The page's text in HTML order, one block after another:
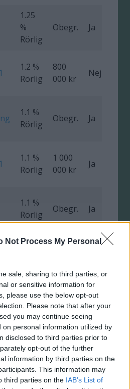
Not Process My Personal
sale, sharing to third parties, or
or sensitive information for
please use the below opt-out
Please note that after your
you may continue seeing
on personal information utilized by
disclosed to third parties prior to
opt-out of the further
information by third parties on the
This information may
third parties on the IAB’s List of
1.25
%
Rörlig
Obegr. Ja
1.2 %
Rörlig
800
000 kr
Nej
1.1 %
Rörlig
Obegr. Ja
1.1 %
Rörlig
1 000
000 kr
Ja
1.1 %
Rörlig
Obegr. Ja
1.1 %
950
1.0 %
Rörlig
5 000
000 kr
Ja
1.0 %
Fast
1 000
000 kr
Ja
0.95
800